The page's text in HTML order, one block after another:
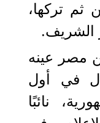
ثم تركها،
الشريف.
مصر عينه
في أول
نائبًا